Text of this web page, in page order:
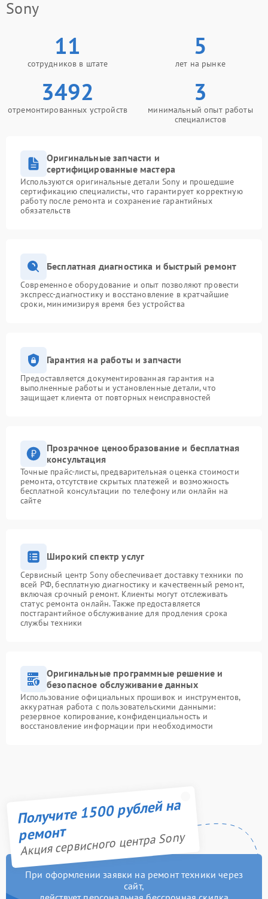
Sony
11
сотрудников в штате
5
лет на рынке
3492
отремонтированных устройств
3
минимальный опыт работы
специалистов
Оригинальные запчасти и
сертифицированные мастера
Используются оригинальные детали Sony и прошедшие
сертификацию специалисты, что гарантирует корректную
работу после ремонта и сохранение гарантийных
обязательств
Бесплатная диагностика и быстрый ремонт
Современное оборудование и опыт позволяют провести
экспресс-диагностику и восстановление в кратчайшие
сроки, минимизируя время без устройства
Гарантия на работы и запчасти
Предоставляется документированная гарантия на
выполненные работы и установленные детали, что
защищает клиента от повторных неисправностей
Прозрачное ценообразование и бесплатная
консультация
Точные прайс-листы, предварительная оценка стоимости
ремонта, отсутствие скрытых платежей и возможность
бесплатной консультации по телефону или онлайн на
сайте
Широкий спектр услуг
Сервисный центр Sony обеспечивает доставку техники по
всей РФ, бесплатную диагностику и качественный ремонт,
включая срочный ремонт. Клиенты могут отслеживать
статус ремонта онлайн. Также предоставляется
постгарантийное обслуживание для продления срока
службы техники
Оригинальные программные решение и
безопасное обслуживание данных
Использование официальных прошивок и инструментов,
аккуратная работа с пользовательскими данными:
резервное копирование, конфиденциальность и
восстановление информации при необходимости
Получите 1500 рублей на
ремонт
Акция сервисного центра Sony
При оформлении заявки на ремонт техники через
сайт,